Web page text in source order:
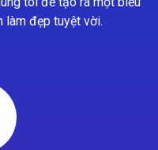
làm đẹp tuyệt vời.